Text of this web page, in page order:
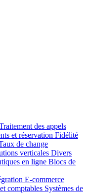
des appels
et réservation Fidélité
de change
verticales Divers
en ligne Blocs de
E-commerce
comptables Systèmes de